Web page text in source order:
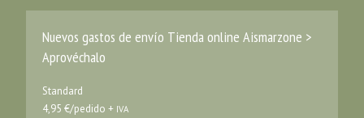
Nuevos gastos de envío Tienda online Aismarzone >
Aprovéchalo
Standard
4,95 €/pedido + IVA